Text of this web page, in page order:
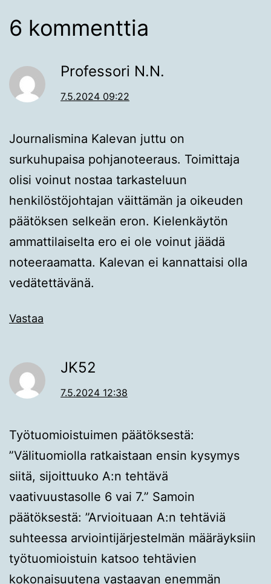
6 kommenttia
Professori N.N.
7.5.2024 09:22
Journalismina Kalevan juttu on
surkuhupaisa pohjanoteeraus. Toimittaja
olisi voinut nostaa tarkasteluun
henkilöstöjohtajan väittämän ja oikeuden
päätöksen selkeän eron. Kielenkäytön
ammattilaiselta ero ei ole voinut jäädä
noteeraamatta. Kalevan ei kannattaisi olla
vedätettävänä.
Vastaa
JK52
7.5.2024 12:38
Työtuomioistuimen päätöksestä:
”Välituomiolla ratkaistaan ensin kysymys
siitä, sijoittuuko A:n tehtävä
vaativuustasolle 6 vai 7.” Samoin
päätöksestä: ”Arvioituaan A:n tehtäviä
suhteessa arviointijärjestelmän määräyksiin
työtuomioistuin katsoo tehtävien
kokonaisuutena vastaavan enemmän